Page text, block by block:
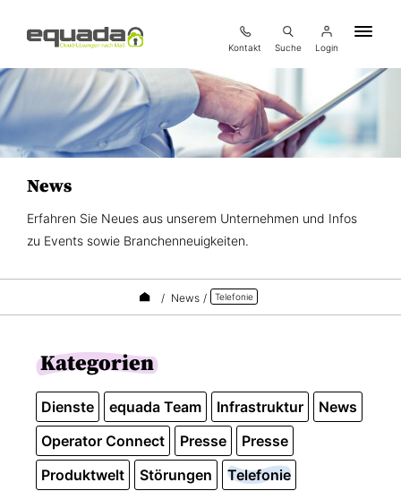
Kontakt Suche Login
News
Erfahren Sie Neues aus unserem Unternehmen und Infos
zu Events sowie Branchenneuigkeiten.
/ News / Telefonie
Kategorien
Dienste equada Team Infrastruktur
News
Operator Connect
Presse
Presse
Produktwelt
Störungen
Telefonie